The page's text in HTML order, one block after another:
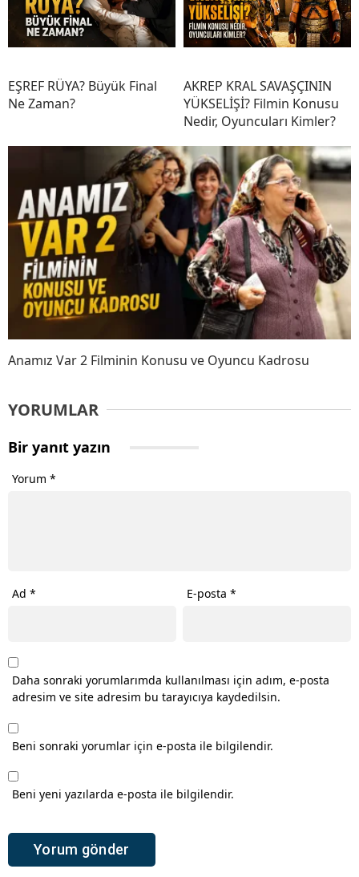
EŞREF RÜYA? Büyük Final
Ne Zaman?
AKREP KRAL SAVAŞÇININ
YÜKSELİŞİ? Filmin Konusu
Nedir, Oyuncuları Kimler?
Anamız Var 2 Filminin Konusu ve Oyuncu Kadrosu
YORUMLAR
Bir yanıt yazın
Yorum *
Ad * E-posta*
Daha sonraki yorumlarımda kullanılması için adım, e-posta
adresim ve site adresim bu tarayıcıya kaydedilsin.
Beni sonraki yorumlar için e-posta ile bilgilendir.
Beni yeni yazılarda e-posta ile bilgilendir.